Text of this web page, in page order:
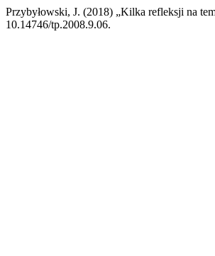
Przybyłowski, J. (2018) „Kilka refleksji na
10.14746/tp.2008.9.06.